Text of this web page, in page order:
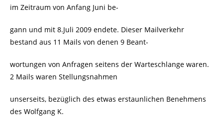
im Zeitraum von Anfang Juni be-
gann und mit 8.Juli 2009 endete. Dieser Mailverkehr
bestand aus 11 Mails von denen 9 Beant-
wortungen von Anfragen seitens der Warteschlange waren.
2 Mails waren Stellungsnahmen
unserseits, bezüglich des etwas erstaunlichen Benehmens
des Wolfgang K.